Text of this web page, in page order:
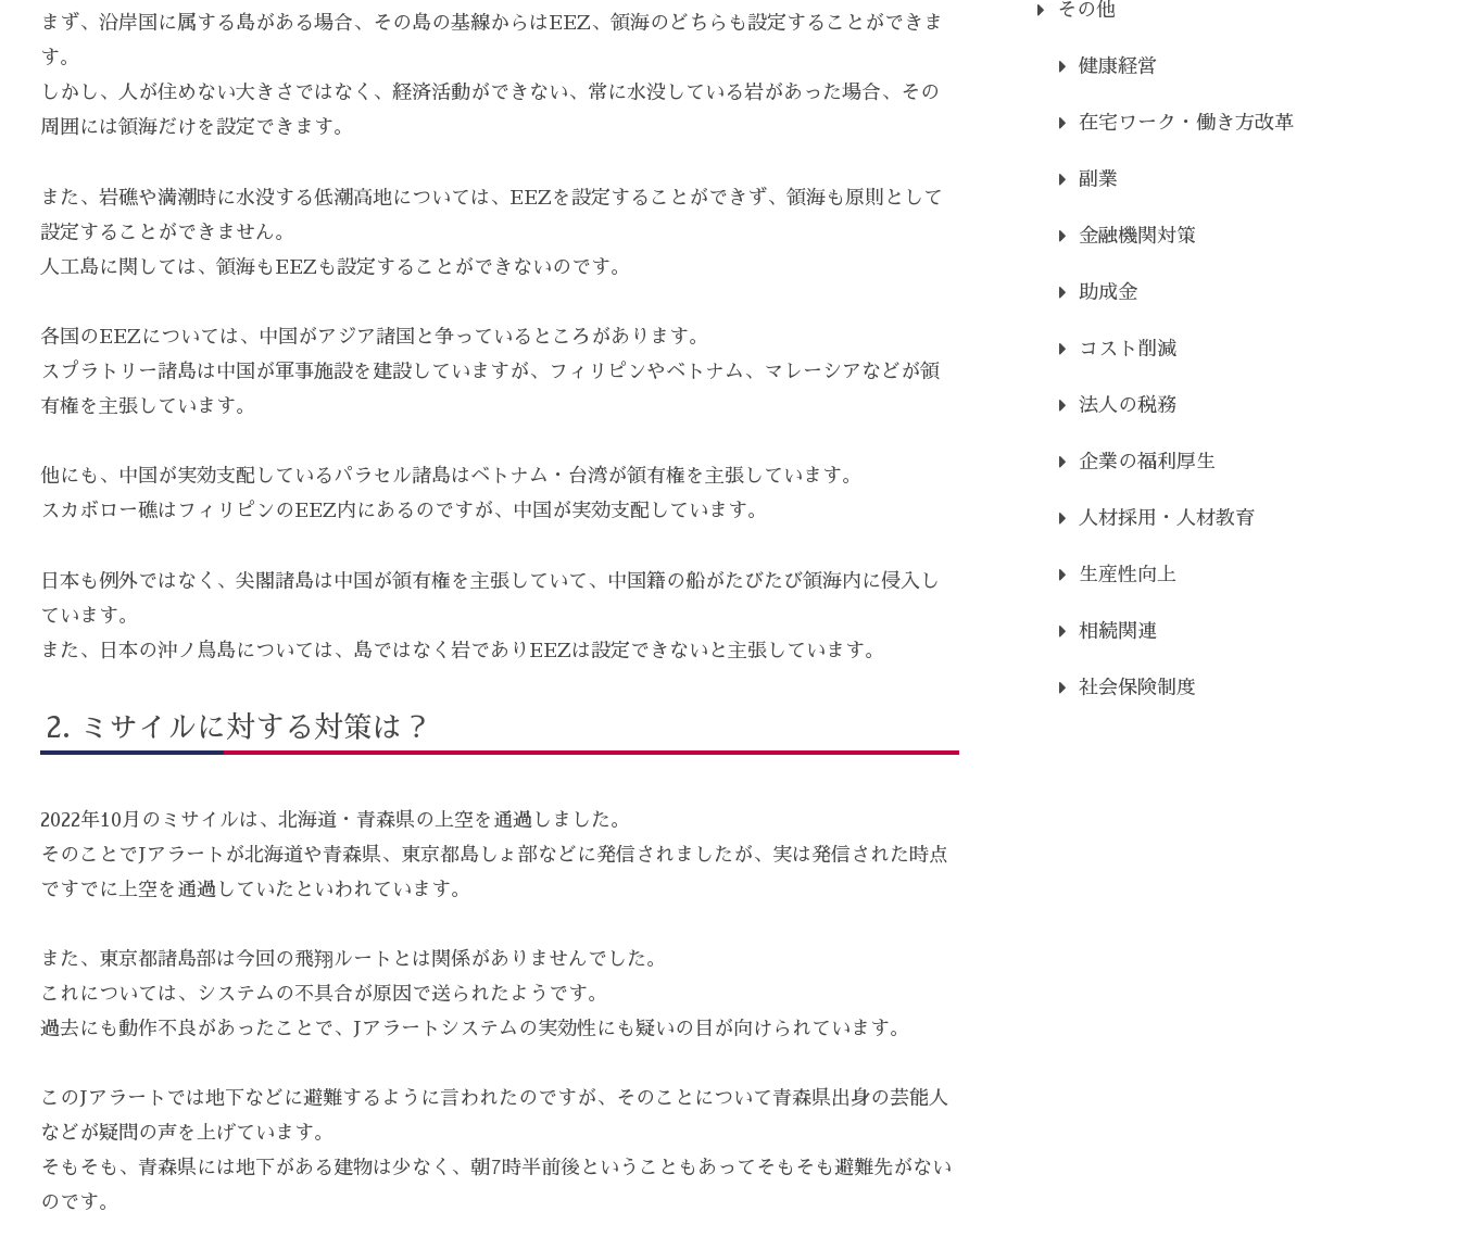
まず、沿岸国に属する島がある場合、その島の基線からはEEZ、領海のどちらも設定することができま
す。
しかし、人が住めない大きさではなく、経済活動ができない、常に水没している岩があった場合、その
周囲には領海だけを設定できます。
また、岩礁や満潮時に水没する低潮高地については、EEZを設定することができず、領海も原則として
設定することができません。
人工島に関しては、領海もEEZも設定することができないのです。
各国のEEZについては、中国がアジア諸国と争っているところがあります。
スプラトリー諸島は中国が軍事施設を建設していますが、フィリピンやベトナム、マレーシアなどが領
有権を主張しています。
他にも、中国が実効支配しているパラセル諸島はベトナム・台湾が領有権を主張しています。
スカボロー礁はフィリピンのEEZ内にあるのですが、中国が実効支配しています。
日本も例外ではなく、尖閣諸島は中国が領有権を主張していて、中国籍の船がたびたび領海内に侵入し
ています。
また、日本の沖ノ鳥島については、島ではなく岩でありEEZは設定できないと主張しています。
ミサイルに対する対策は？
2022年10月のミサイルは、北海道・青森県の上空を通過しました。
そのことでJアラートが北海道や青森県、東京都島しょ部などに発信されましたが、実は発信された時点
ですでに上空を通過していたといわれています。
また、東京都諸島部は今回の飛翔ルートとは関係がありませんでした。
これについては、システムの不具合が原因で送られたようです。
過去にも動作不良があったことで、Jアラートシステムの実効性にも疑いの目が向けられています。
このJアラートでは地下などに避難するように言われたのですが、そのことについて青森県出身の芸能人
などが疑問の声を上げています。
そもそも、青森県には地下がある建物は少なく、朝7時半前後ということもあってそもそも避難先がない
のです。
その他
健康経営
在宅ワーク・働き方改革
副業
金融機関対策
助成金
コスト削減
法人の税務
企業の福利厚生
人材採用・人材教育
生産性向上
相続関連
社会保険制度